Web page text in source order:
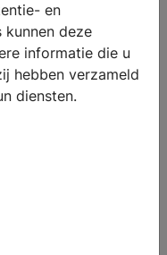
in
de omgeving en
showroom. De
een geschikte
en budget en
uw eigen haard.
en
kunnen deze
informatie die u
hebben verzameld
diensten.